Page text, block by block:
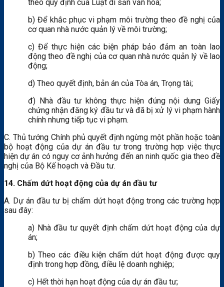
theo quy định của Luật di sản văn hóa;
b) Để khắc phục vi phạm môi trường theo đề nghị của
cơ quan nhà nước quản lý về môi trường;
c) Để thực hiện các biện pháp bảo đảm an toàn lao
động theo đề nghị của cơ quan nhà nước quản lý về lao
động;
d) Theo quyết định, bản án của Tòa án, Trọng tài;
đ) Nhà đầu tư không thực hiện đúng nội dung Giấy
chứng nhận đăng ký đầu tư và đã bị xử lý vi phạm hành
chính nhưng tiếp tục vi phạm.
C. Thủ tướng Chính phủ quyết định ngừng một phần hoặc toàn
bộ hoạt động của dự án đầu tư trong trường hợp việc thực
hiện dự án có nguy cơ ảnh hưởng đến an ninh quốc gia theo đề
nghị của Bộ Kế hoạch và Đầu tư.
14. Chấm dứt hoạt động của dự án đầu tư
A. Dự án đầu tư bị chấm dứt hoạt động trong các trường hợp
sau đây:
a) Nhà đầu tư quyết định chấm dứt hoạt động của dự
án;
b) Theo các điều kiện chấm dứt hoạt động được quy
định trong hợp đồng, điều lệ doanh nghiệp;
c) Hết thời hạn hoạt động của dự án đầu tư;